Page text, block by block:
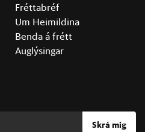
Fréttabréf
Um Heimildina
Benda á frétt
Auglýsingar
Skrá mig